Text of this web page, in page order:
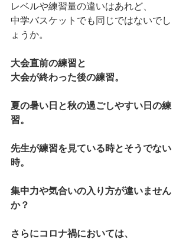
レベルや練習量の違いはあれど、
中学バスケットでも同じではないでし
ょうか。
大会直前の練習と
大会が終わった後の練習。
夏の暑い日と秋の過ごしやすい日の練
習。
先生が練習を見ている時とそうでない
時。
集中力や気合いの入り方が違いません
か？
さらにコロナ禍においては、